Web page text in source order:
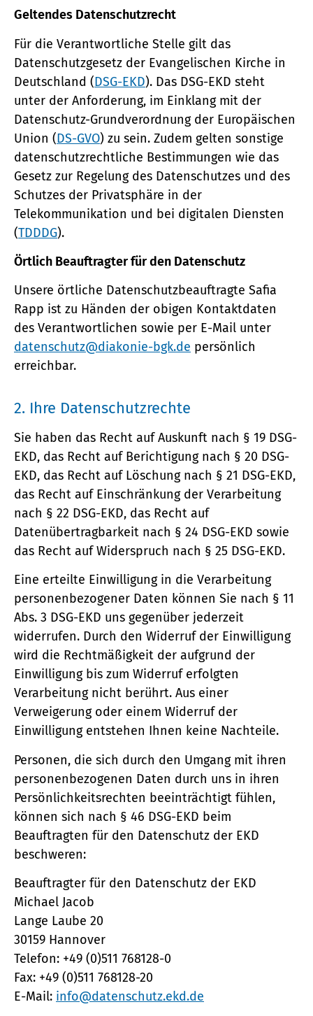
Geltendes Datenschutzrecht
Für die Verantwortliche Stelle gilt das
Datenschutzgesetz der Evangelischen Kirche in
Deutschland (DSG-EKD). Das DSG-EKD steht
unter der Anforderung, im Einklang mit der
Datenschutz-Grundverordnung der Europäischen
Union (DS-GVO) zu sein. Zudem gelten sonstige
datenschutzrechtliche Bestimmungen wie das
Gesetz zur Regelung des Datenschutzes und des
Schutzes der Privatsphäre in der
Telekommunikation und bei digitalen Diensten
(TDDDG).
Örtlich Beauftragter für den Datenschutz
Unsere örtliche Datenschutzbeauftragte Safia
Rapp ist zu Händen der obigen Kontaktdaten
des Verantwortlichen sowie per E-Mail unter
datenschutz@diakonie-bgk.de persönlich
erreichbar.
2. Ihre Datenschutzrechte
Sie haben das Recht auf Auskunft nach § 19 DSG-
EKD, das Recht auf Berichtigung nach § 20 DSG-
EKD, das Recht auf Löschung nach § 21 DSG-EKD,
das Recht auf Einschränkung der Verarbeitung
nach § 22 DSG-EKD, das Recht auf
Datenübertragbarkeit nach § 24 DSG-EKD sowie
das Recht auf Widerspruch nach § 25 DSG-EKD.
Eine erteilte Einwilligung in die Verarbeitung
personenbezogener Daten können Sie nach § 11
Abs. 3 DSG-EKD uns gegenüber jederzeit
widerrufen. Durch den Widerruf der Einwilligung
wird die Rechtmäßigkeit der aufgrund der
Einwilligung bis zum Widerruf erfolgten
Verarbeitung nicht berührt. Aus einer
Verweigerung oder einem Widerruf der
Einwilligung entstehen Ihnen keine Nachteile.
Personen, die sich durch den Umgang mit ihren
personenbezogenen Daten durch uns in ihren
Persönlichkeitsrechten beeinträchtigt fühlen,
können sich nach § 46 DSG-EKD beim
Beauftragten für den Datenschutz der EKD
beschweren:
Beauftragter für den Datenschutz der EKD
Michael Jacob
Lange Laube 20
30159 Hannover
Telefon: +49 (0)511 768128-0
Fax: +49 (0)511 768128-20
E-Mail: info@datenschutz.ekd.de